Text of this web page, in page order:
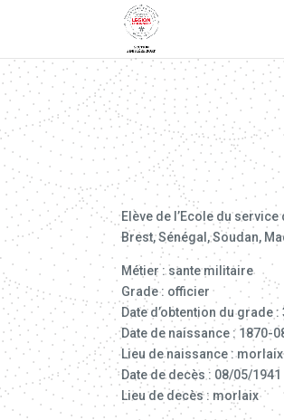
Elève de l’Ecole du
Brest, Sénégal, Soudan,
Métier : sante militaire
Grade : officier
Date d’obtention du grade
Date de naissance : 1870-
Lieu de naissance : morlaix
Date de decès : 08/05/1941
Lieu de decès : morlaix